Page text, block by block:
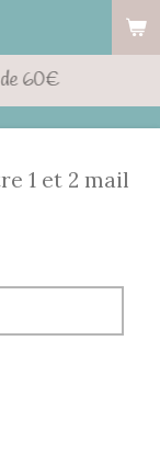
60€
1 et 2 mail